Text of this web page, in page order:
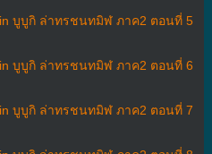
บูบูกิ ล่าทรชนทมิฬ ภาค2 ตอนที่ 5
บูบูกิ ล่าทรชนทมิฬ ภาค2 ตอนที่ 6
บูบูกิ ล่าทรชนทมิฬ ภาค2 ตอนที่ 7